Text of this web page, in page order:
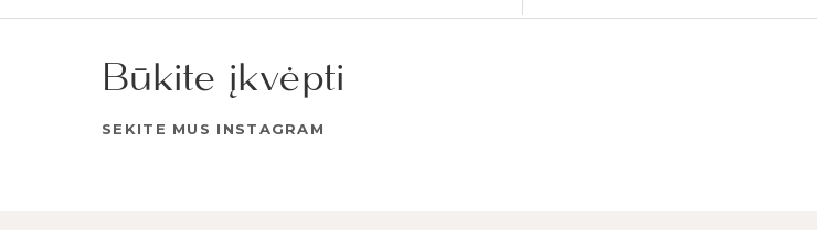
Būkite įkvėpti
SEKITE MUS INSTAGRAM